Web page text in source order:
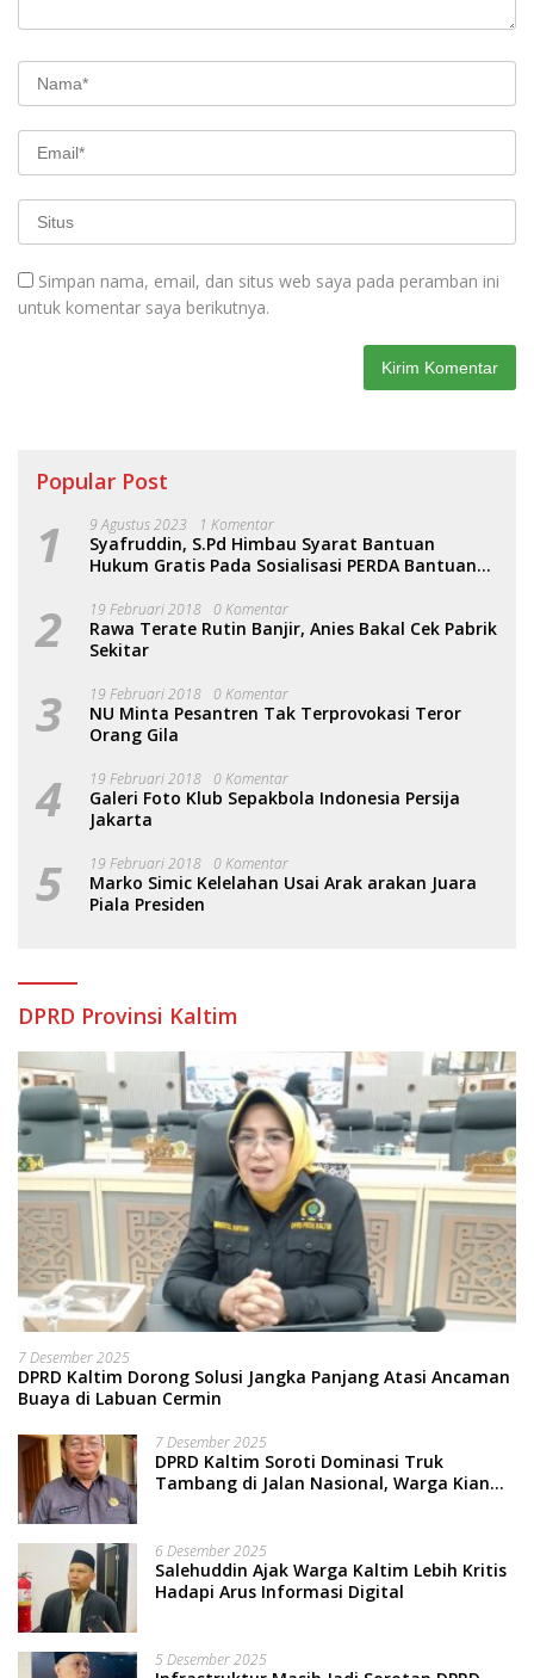
Simpan nama, email, dan situs web saya pada peramban ini
untuk komentar saya berikutnya.
Popular Post
1 9 Agustus 2023 1 Komentar
Syafruddin, S.Pd Himbau Syarat Bantuan
Hukum Gratis Pada Sosialisasi PERDA Bantuan
2 19 Februari 2018 0 Komentar
Rawa Terate Rutin Banjir, Anies Bakal Cek Pabrik
Sekitar
3 19 Februari 2018 0 Komentar
NU Minta Pesantren Tak Terprovokasi Teror
Orang Gila
4 19 Februari 2018 0 Komentar
Galeri Foto Klub Sepakbola Indonesia Persija
Jakarta
5 19 Februari 2018 0 Komentar
Marko Simic Kelelahan Usai Arak arakan Juara
Piala Presiden
DPRD Provinsi Kaltim
7 Desember 2025
DPRD Kaltim Dorong Solusi Jangka Panjang Atasi Ancaman
Buaya di Labuan Cermin
7 Desember 2025
DPRD Kaltim Soroti Dominasi Truk
Tambang di Jalan Nasional, Warga Kian
6 Desember 2025
Salehuddin Ajak Warga Kaltim Lebih Kritis
Hadapi Arus Informasi Digital
5 Desember 2025